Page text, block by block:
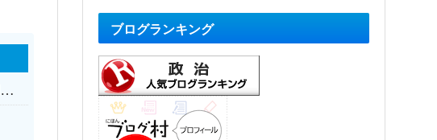
日本のお店、時給1500円でもミャンマー人に次々と逃げられてしまう。お店「すでに地方の雇用は崩壊」
ブログランキング